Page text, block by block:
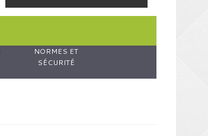
NORMES ET
SÉCURITÉ